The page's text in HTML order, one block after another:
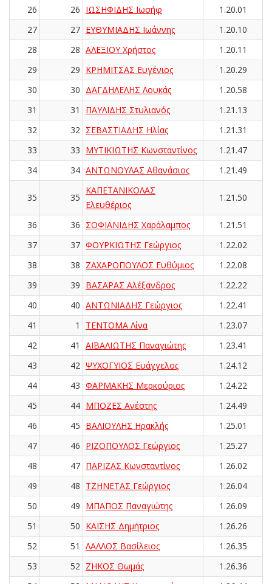
26
26 ΙΩΣΗΦΙΔΗΣ Ιωσήφ
1.20.01
27
27 ΕΥΘΥΜΙΑΔΗΣ Ιωάννης
1.20.10
28
28 ΑΛΕΞΙΟΥ Χρήστος
1.20.11
29
29 ΚΡΗΜΙΤΣΑΣ Ευγένιος
1.20.29
30
30 ΔΑΓΔΗΛΕΛΗΣ Λουκάς
1.20.58
31
31 ΠΑΥΛΙΔΗΣ Στυλιανός
1.21.13
32
32 ΣΕΒΑΣΤΙΑΔΗΣ Ηλίας
1.21.31
33
33 ΜΥΤΙΚΙΩΤΗΣ Κωνσταντίνος
1.21.47
34
34 ΑΝΤΩΝΟΥΛΑΣ Αθανάσιος 1.21.49
35 35
ΚΑΠΕΤΑΝΙΚΟΛΑΣ
Ελευθέριος
1.21.50
36 36 ΣΟΦΙΑΝΙΔΗΣ Χαράλαμπος
1.21.51
37
37 ΦΟΥΡΚΙΩΤΗΣ Γεώργιος
1.22.02
38
38 ΖΑΧΑΡΟΠΟΥΛΟΣ Ευθύμιος
1.22.08
39
39 ΒΑΣΑΡΑΣ Αλέξανδρος
1.22.22
40
40 ΑΝΤΩΝΙΑΔΗΣ Γεώργιος
1.22.41
41
1 ΤΕΝΤΟΜΑ Λίνα
1.23.07
42
41 ΑΪΒΑΛΙΩΤΗΣ Παναγιώτης
1.23.41
43
42 ΨΥΧΟΓΥΙΟΣ Ευάγγελος
1.24.12
44
43 ΦΑΡΜΑΚΗΣ Μερκούριος
1.24.22
45
44 ΜΠΟΖΕΣ Ανέστης
1.24.49
46
45 ΒΑΛΙΟΥΛΗΣ Ηρακλής
1.25.01
47
46 ΡΙΖΟΠΟΥΛΟΣ Γεώργιος
1.25.27
48
47 ΠΑΡΙΖΑΣ Κωνσταντίνος
1.26.02
49
48 ΤΖΗΝΕΤΑΣ Γεώργιος
1.26.04
50
49 ΜΠΑΠΟΣ Παναγιώτης
1.26.09
51
50 ΚΑΪΣΗΣ Δημήτριος
1.26.26
52
51 ΛΑΛΛΟΣ Βασίλειος
1.26.35
53
52 ΖΗΚΟΣ Θωμάς
1.26.36